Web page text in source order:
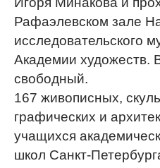
Рафаэлевском зале
исследовательского
Академии художеств.
свободный.
167 живописных,
графических и
учащихся
школ Санкт-